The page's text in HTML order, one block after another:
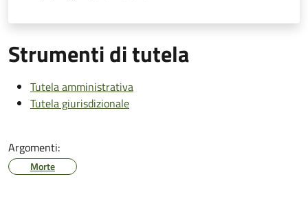
Strumenti di tutela
Tutela amministrativa
Tutela giurisdizionale
Argomenti:
Morte